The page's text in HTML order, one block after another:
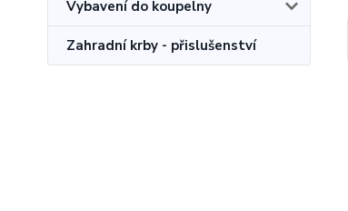
Vybavení do koupelny
Zahradní krby - přislušenství